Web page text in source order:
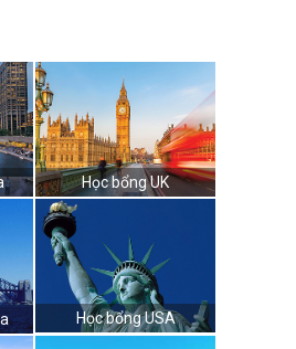
Học bổng UK
Học bổng USA